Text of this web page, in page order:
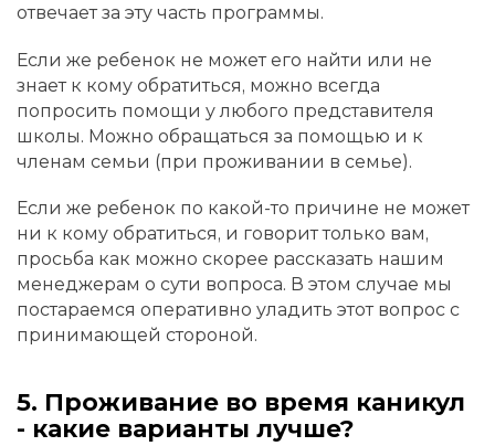
отвечает за эту часть программы.
Если же ребенок не может его найти или не
знает к кому обратиться, можно всегда
попросить помощи у любого представителя
школы. Можно обращаться за помощью и к
членам семьи (при проживании в семье).
Если же ребенок по какой-то причине не может
ни к кому обратиться, и говорит только вам,
просьба как можно скорее рассказать нашим
менеджерам о сути вопроса. В этом случае мы
постараемся оперативно уладить этот вопрос с
принимающей стороной.
5. Проживание во время каникул
- какие варианты лучше?